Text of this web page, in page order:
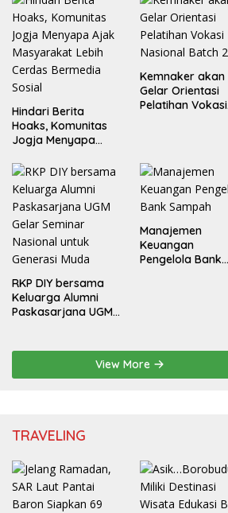
Hindari Berita
Hoaks, Komunitas
Jogja Menyapa
Lebih Cerdas
Bermedia Sosial
Kemnaker akan
Gelar Orientasi
Pelatihan Vokasi
RKP DIY bersama
Keluarga Alumni
Paskasarjana UGM
Generasi Muda
Manajemen
Keuangan
Pengelola Bank
View More
TRAVELING